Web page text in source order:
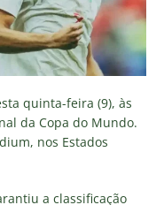
quinta-feira (9), às
da Copa do Mundo.
nos Estados
a classificação